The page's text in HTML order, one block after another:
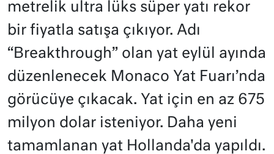
metrelik ultra lüks süper yatı rekor
bir fiyatla satışa çıkıyor. Adı
“Breakthrough” olan yat eylül ayında
düzenlenecek Monaco Yat Fuarı’nda
görücüye çıkacak. Yat için en az 675
milyon dolar isteniyor. Daha yeni
tamamlanan yat Hollanda'da yapıldı.